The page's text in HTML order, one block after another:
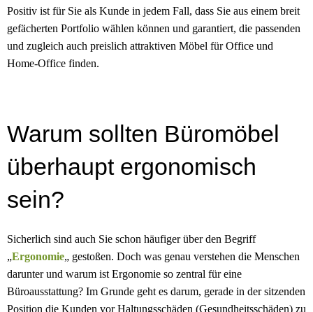
Positiv ist für Sie als Kunde in jedem Fall, dass Sie aus einem breit
gefächerten Portfolio wählen können und garantiert, die passenden
und zugleich auch preislich attraktiven Möbel für Office und
Home-Office finden.
Warum sollten Büromöbel
überhaupt ergonomisch
sein?
Sicherlich sind auch Sie schon häufiger über den Begriff
„Ergonomie„ gestoßen. Doch was genau verstehen die Menschen
darunter und warum ist Ergonomie so zentral für eine
Büroausstattung? Im Grunde geht es darum, gerade in der sitzenden
Position die Kunden vor Haltungsschäden (Gesundheitsschäden) zu